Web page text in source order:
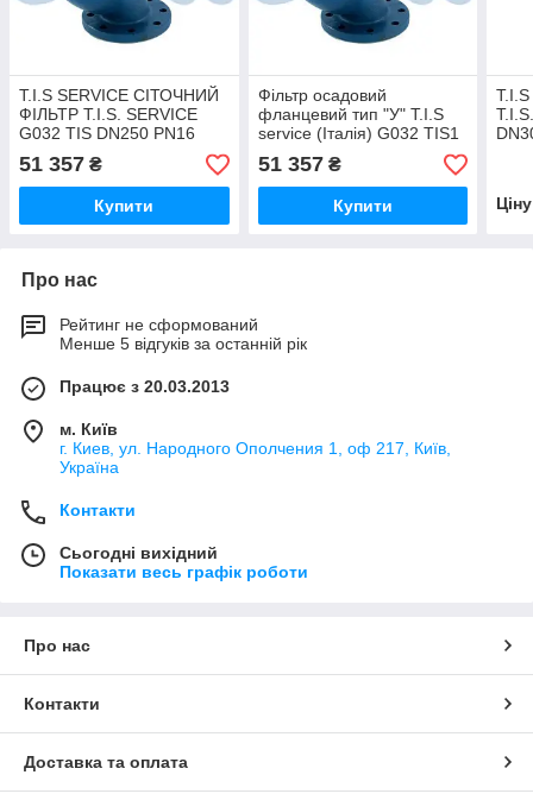
T.I.S SERVICE СІТОЧНИЙ
ФІЛЬТР T.I.S. SERVICE
G032 TIS DN250 PN16
51 357 ₴
Купити
Фільтр осадовий
фланцевий тип "У" T.I.S
service (Італія) G032 TIS1
РУ16) ТІС
51 357₴
Купити
Про нас
Рейтинг не сформований
Менше 5 відгуків за останній рік
Працює з 20.03.2013
м. Київ
г. Киев, ул. Народного Ополчения 1, оф 217, Київ,
Україна
Контакти
Сьогодні вихідний
Показати весь графік роботи
Про нас
Контакти
Доставка та оплата